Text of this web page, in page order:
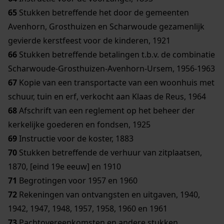
65 Stukken betreffende het door de gemeenten
Avenhorn, Grosthuizen en Scharwoude gezamenlijk
gevierde kerstfeest voor de kinderen, 1921
66 Stukken betreffende betalingen t.b.v. de combinatie
Scharwoude-Grosthuizen-Avenhorn-Ursem, 1956-1963
67 Kopie van een transportacte van een woonhuis met
schuur, tuin en erf, verkocht aan Klaas de Reus, 1964
68Afschrift van een reglement op het beheer der
kerkelijke goederen en fondsen, 1925
69 Instructie voor de koster, 1883
70 Stukken betreffende de verhuur van zitplaatsen,
1870, [eind 19e eeuw] en 1910
71 Begrotingen voor 1957 en 1960
72 Rekeningen van ontvangsten en uitgaven, 1940,
1942, 1947, 1948, 1957, 1958, 1960 en 1961